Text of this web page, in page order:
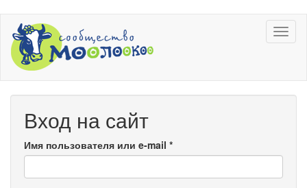
Перейти
основному
содержанию
Вход на сайт
Имя пользователя или e-mail *